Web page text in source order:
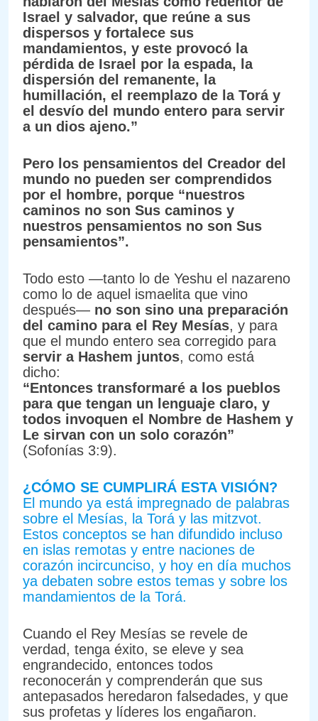
Israel y salvador, que reúne a sus
dispersos y fortalece sus
mandamientos, y este provocó la
pérdida de Israel por la espada, la
dispersión del remanente, la
humillación, el reemplazo de la Torá y
el desvío del mundo entero para servir
a un dios ajeno.”
Pero los pensamientos del Creador del
mundo no pueden ser comprendidos
por el hombre, porque “nuestros
caminos no son Sus caminos y
nuestros pensamientos no son Sus
pensamientos”.
Todo esto —tanto lo de Yeshu el nazareno
como lo de aquel ismaelita que vino
después— no son sino una preparación
del camino para el Rey Mesías, y para
que el mundo entero sea corregido para
servir a Hashem juntos, como está
dicho:
“Entonces transformaré a los pueblos
para que tengan un lenguaje claro, y
todos invoquen el Nombre de Hashem y
Le sirvan con un solo corazón”
(Sofonías 3:9).
¿CÓMO SE CUMPLIRÁ ESTA VISIÓN?
El mundo ya está impregnado de palabras
sobre el Mesías, la Torá y las mitzvot.
Estos conceptos se han difundido incluso
en islas remotas y entre naciones de
corazón incircunciso, y hoy en día muchos
ya debaten sobre estos temas y sobre los
mandamientos de la Torá.
Cuando el Rey Mesías se revele de
verdad, tenga éxito, se eleve y sea
engrandecido, entonces todos
reconocerán y comprenderán que sus
antepasados heredaron falsedades, y que
sus profetas y líderes los engañaron.